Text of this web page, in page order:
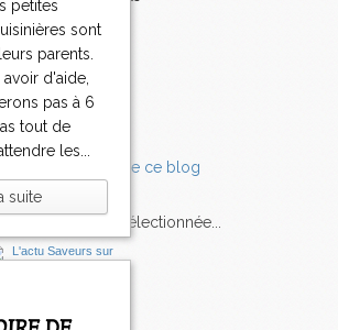
petites
sont
parents.
d'aide,
pas à 6
tout de
les...
suite
Champignons
Pâtes
L'Express style m'a sélectionnée...